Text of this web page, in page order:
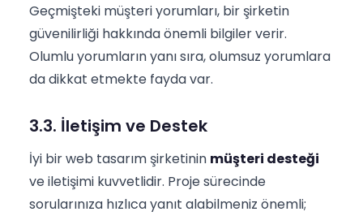
Geçmişteki müşteri yorumları, bir şirketin
güvenilirliği hakkında önemli bilgiler verir.
Olumlu yorumların yanı sıra, olumsuz yorumlara
da dikkat etmekte fayda var.
3.3. İletişim ve Destek
İyi bir web tasarım şirketinin müşteri desteği
ve iletişimi kuvvetlidir. Proje sürecinde
sorularınıza hızlıca yanıt alabilmeniz önemli;